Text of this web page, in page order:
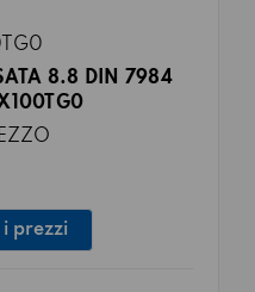
8.8 DIN 7984
prezzi